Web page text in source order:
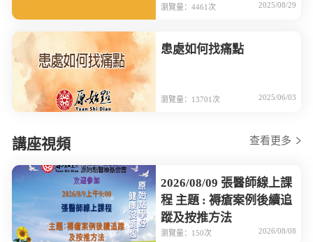
瀏覽量：4461次 2025/08/29
患處如何找痛點
瀏覽量：13701次 2025/06/03
講座視頻 查看更多
2026/08/09 張醫師線上課
程 主題 : 褥瘡案例後續追
蹤及按推方法
瀏覽量：150次 2026/08/08